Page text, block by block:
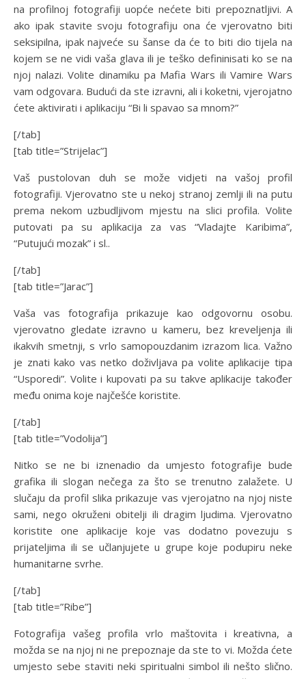
na profilnoj fotografiji uopće nećete biti prepoznatljivi. A
ako ipak stavite svoju fotografiju ona će vjerovatno biti
seksipilna, ipak najveće su šanse da će to biti dio tijela na
kojem se ne vidi vaša glava ili je teško defininisati ko se na
njoj nalazi. Volite dinamiku pa Mafia Wars ili Vamire Wars
vam odgovara. Budući da ste izravni, ali i koketni, vjerojatno
ćete aktivirati i aplikaciju “Bi li spavao sa mnom?”
[/tab]
[tab title=”Strijelac”]
Vaš pustolovan duh se može vidjeti na vašoj profil
fotografiji. Vjerovatno ste u nekoj stranoj zemlji ili na putu
prema nekom uzbudljivom mjestu na slici profila. Volite
putovati pa su aplikacija za vas “Vladajte Karibima”,
“Putujući mozak” i sl..
[/tab]
[tab title=”Jarac”]
Vaša vas fotografija prikazuje kao odgovornu osobu.
vjerovatno gledate izravno u kameru, bez kreveljenja ili
ikakvih smetnji, s vrlo samopouzdanim izrazom lica. Važno
je znati kako vas netko doživljava pa volite aplikacije tipa
“Usporedi”. Volite i kupovati pa su takve aplikacije također
među onima koje najčešće koristite.
[/tab]
[tab title=”Vodolija”]
Nitko se ne bi iznenadio da umjesto fotografije bude
grafika ili slogan nečega za što se trenutno zalažete. U
slučaju da profil slika prikazuje vas vjerojatno na njoj niste
sami, nego okruženi obitelji ili dragim ljudima. Vjerovatno
koristite one aplikacije koje vas dodatno povezuju s
prijateljima ili se učlanjujete u grupe koje podupiru neke
humanitarne svrhe.
[/tab]
[tab title=”Ribe”]
Fotografija vašeg profila vrlo maštovita i kreativna, a
možda se na njoj ni ne prepoznaje da ste to vi. Možda ćete
umjesto sebe staviti neki spiritualni simbol ili nešto slično.